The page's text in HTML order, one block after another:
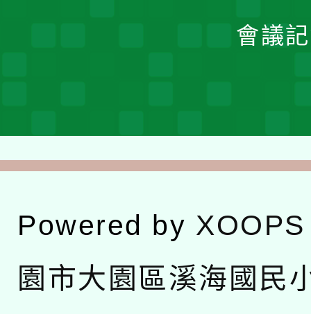
會議
Powered by XOOPS
園市大園區溪海國民